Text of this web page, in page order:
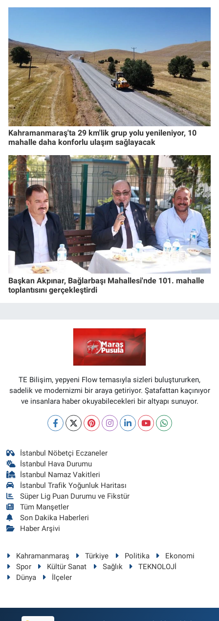
Kahramanmaraş'ta 29 km'lik grup yolu yenileniyor, 10
mahalle daha konforlu ulaşım sağlayacak
Başkan Akpınar, Bağlarbaşı Mahallesi'nde 101. mahalle
toplantısını gerçekleştirdi
TE Bilişim, yepyeni Flow temasıyla sizleri buluştururken,
sadelik ve modernizmi bir araya getiriyor. Şatafattan kaçınıyor
ve insanlara haber okuyabilecekleri bir altyapı sunuyor.
İstanbul Nöbetçi Eczaneler
İstanbul Hava Durumu
İstanbul Namaz Vakitleri
İstanbul Trafik Yoğunluk Haritası
Süper Lig Puan Durumu ve Fikstür
Tüm Manşetler
Son Dakika Haberleri
Haber Arşivi
Kahramanmaraş Türkiye Politika
Ekonomi
Spor
Kültür Sanat Sağlık
TEKNOLOJİ
Dünya
İlçeler